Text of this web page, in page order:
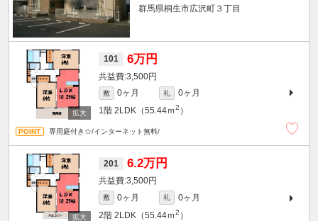
群馬県桐生市広沢町３丁目
101 6万円
3,500円
敷 0ヶ月 礼
0ヶ月
1階 2LDK（55.44ｍ2 ）
専用庭付き☆/インターネット無料/
201 6.2万円
3,500円
敷 0ヶ月 礼
0ヶ月
2階 2LDK（55.44ｍ2 ）